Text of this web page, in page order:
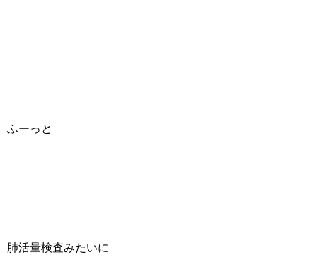
ふーっと
肺活量検査みたいに